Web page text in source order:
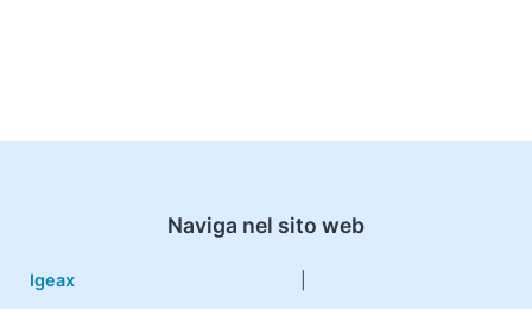
Naviga nel sito web
Igeax